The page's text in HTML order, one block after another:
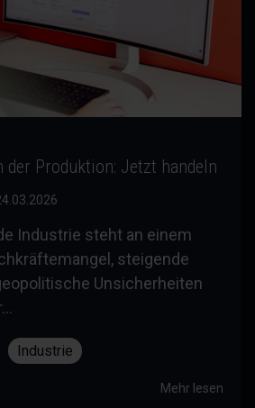
der Produktion: Jetzt handeln
Industrie steht an einem
steigende
Unsicherheiten
Industrie
Mehr lesen